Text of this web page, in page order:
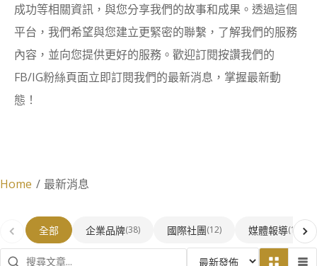
成功等相關資訊，與您分享我們的故事和成果。透過這個
平台，我們希望與您建立更緊密的聯繫，了解我們的服務
內容，並向您提供更好的服務。歡迎訂閱按讚我們的
FB/IG粉絲頁面立即訂閱我們的最新消息，掌握最新動
態！
Home / 最新消息
全部 企業品牌(38) 國際社團(12) 媒體報導(1)